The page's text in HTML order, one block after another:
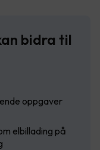
bidra til
oppgaver
elbillading på